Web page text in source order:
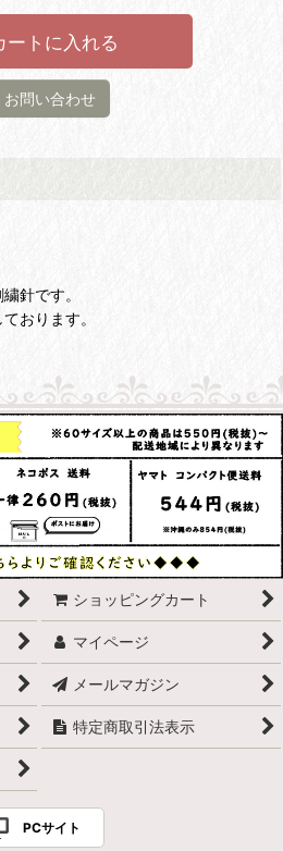
ートに入れる
お問い合わせ
針です。
おります。
ショッピングカート
マイページ
メールマガジン
特定商取引法表示
PCサイト